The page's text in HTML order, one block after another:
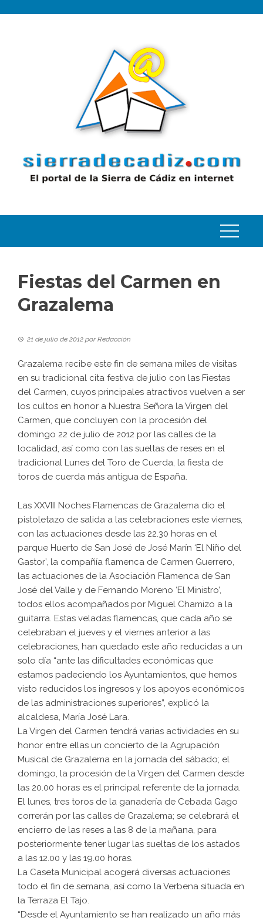
Fiestas del Carmen en
Grazalema
21 de julio de 2012 porRedacción
Grazalema recibe este fin de semana miles de visitas
en su tradicional cita festiva de julio con las Fiestas
del Carmen, cuyos principales atractivos vuelven a ser
los cultos en honor a Nuestra Señora la Virgen del
Carmen, que concluyen con la procesión del
domingo 22 de julio de 2012 por las calles de la
localidad, así como con las sueltas de reses en el
tradicional Lunes del Toro de Cuerda, la fiesta de
toros de cuerda más antigua de España.
Las XXVIII Noches Flamencas de Grazalema dio el
pistoletazo de salida a las celebraciones este viernes,
con las actuaciones desde las 22.30 horas en el
parque Huerto de San José de José Marín ‘El Niño del
Gastor’, la compañía flamenca de Carmen Guerrero,
las actuaciones de la Asociación Flamenca de San
José del Valle y de Fernando Moreno ‘El Ministro’,
todos ellos acompañados por Miguel Chamizo a la
guitarra. Estas veladas flamencas, que cada año se
celebraban el jueves y el viernes anterior a las
celebraciones, han quedado este año reducidas a un
solo día “ante las dificultades económicas que
estamos padeciendo los Ayuntamientos, que hemos
visto reducidos los ingresos y los apoyos económicos
de las administraciones superiores”, explicó la
alcaldesa, María José Lara.
La Virgen del Carmen tendrá varias actividades en su
honor entre ellas un concierto de la Agrupación
Musical de Grazalema en la jornada del sábado; el
domingo, la procesión de la Virgen del Carmen desde
las 20.00 horas es el principal referente de la jornada.
El lunes, tres toros de la ganadería de Cebada Gago
correrán por las calles de Grazalema; se celebrará el
encierro de las reses a las 8 de la mañana, para
posteriormente tener lugar las sueltas de los astados
a las 12.00 y las 19.00 horas.
La Caseta Municipal acogerá diversas actuaciones
todo el fin de semana, así como la Verbena situada en
la Terraza El Tajo.
“Desde el Ayuntamiento se han realizado un año más